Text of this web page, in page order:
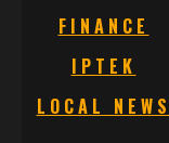
FINANCE
IPTEK
LOCAL NEWS